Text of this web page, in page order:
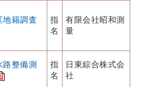
籍調査
指
名
有限会社昭和測
量
整備測
指
名
日東綜合株式会
社